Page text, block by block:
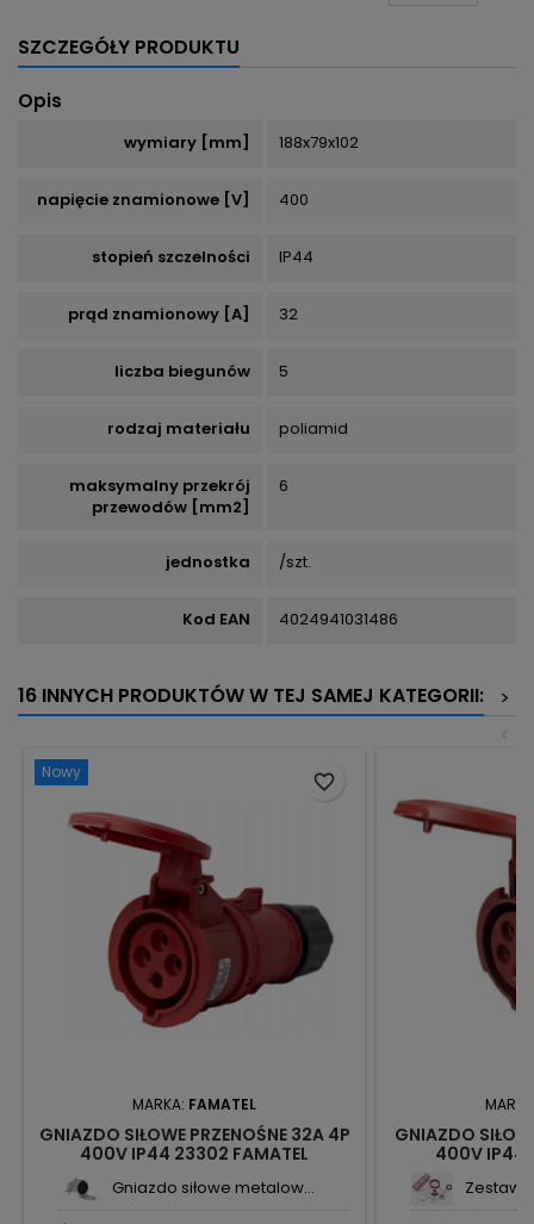
SZCZEGÓŁY PRODUKTU
Opis
wymiary [mm] 188x79x102
napięcie znamionowe [V] 400
stopień szczelności IP44
prąd znamionowy [A] 32
liczba biegunów 5
rodzaj materiału poliamid
maksymalny przekrój
przewodów [mm2]
6
jednostka /szt.
Kod EAN 4024941031486
16 INNYCH PRODUKTÓW W TEJ SAMEJ KATEGORII:
>
<
Nowy
MARKA: FAMATEL
GNIAZDO SIŁOWE PRZENOŚNE 32A 4P
400V IP44 23302 FAMATEL
Gniazdo siłowe metalow...
favorite_border
GNIAZDO
400V IP44
Zestaw